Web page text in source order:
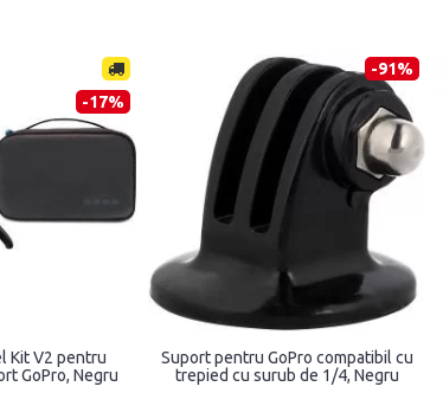
-17%
Kit V2 pentru
GoPro, Negru
-91%
Suport pentru GoPro compatibil cu
trepied cu surub de 1/4, Negru